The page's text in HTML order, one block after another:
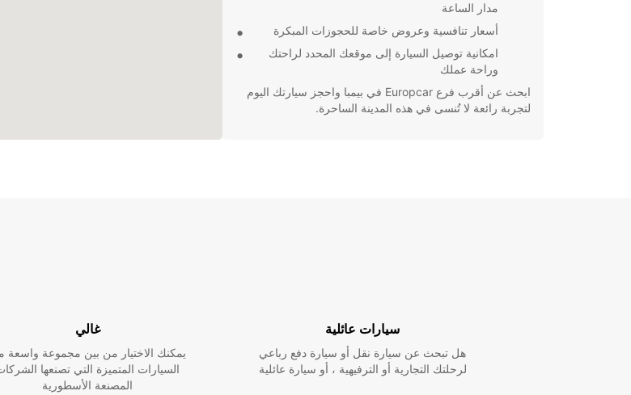
مدار الساعة
أسعار تنافسية وعروض خاصة للحجوزات المبكرة
امكانية توصيل السيارة إلى موقعك المحدد لراحتك
وراحة عملك
ابحث عن أقرب فرع Europcar في بيمبا واحجز سيارتك اليوم
لتجربة رائعة لا تُنسى في هذه المدينة الساحرة.
غالي
يمكنك الاختيار من بين مجموعة واسعة
السيارات المتميزة التي تصنعها
المصنعة الأسطورية
سيارات عائلية
هل تبحث عن سيارة نقل أو سيارة دفع رباعي
لرحلتك التجارية أو الترفيهية ، أو سيارة عائلية